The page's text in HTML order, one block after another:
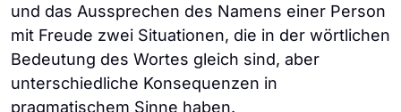
und das Aussprechen des Namens einer Person
mit Freude zwei Situationen, die in der wörtlichen
Bedeutung des Wortes gleich sind, aber
unterschiedliche Konsequenzen in
pragmatischem Sinne haben.